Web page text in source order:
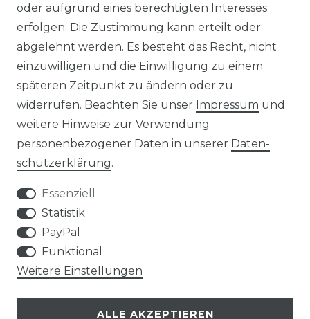
AGB Widerrufs­recht
Kontakt
SERVICE
VERSANDKOSTEN
oder aufgrund eines berechtigten Interesses
erfolgen. Die Zustimmung kann erteilt oder
abgelehnt werden. Es besteht das Recht, nicht
einzuwilligen und die Einwilligung zu einem
späteren Zeitpunkt zu ändern oder zu
widerrufen. Beachten Sie unser Impressum und
weitere Hinweise zur Verwendung
personenbezogener Daten in unserer Daten­
schutz­erklärung.
Essenziell
Statistik
PayPal
Funktional
Weitere Einstellungen
ALLE AKZEPTIEREN